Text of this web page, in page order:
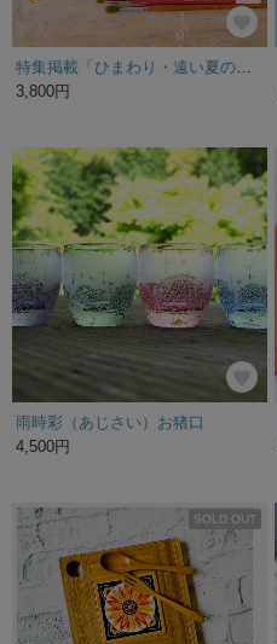
3,800円
雨時彩（あじさい）お猪口
4,500円
SOLD OUT